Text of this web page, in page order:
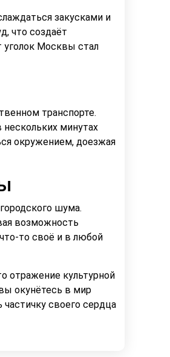
закусками и
что создаёт
Москвы стал
транспорте.
минутах
окружением, доезжая
шума.
возможность
то своё и в любой
отражение культурной
окунётесь в мир
своего сердца